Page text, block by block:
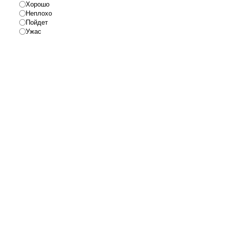
Хорошо
Неплохо
Пойдет
Ужас